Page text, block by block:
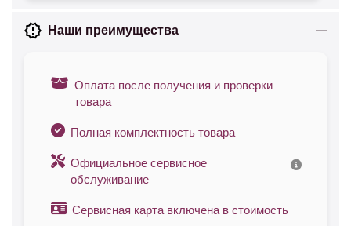
Наши преимущества
Оплата после получения и проверки
товара
Полная комплектность товара
Официальное сервисное
обслуживание
Сервисная карта включена в стоимость